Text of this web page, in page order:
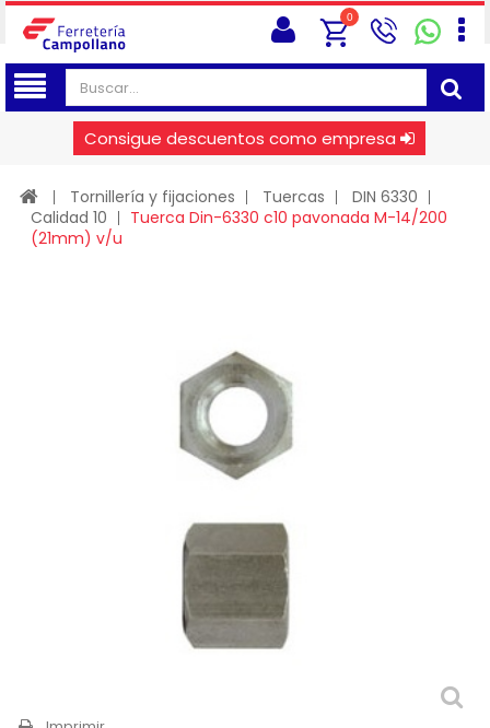
0
Consigue descuentos como empresa
Tornillería y fijaciones Tuercas
DIN 6330
Calidad 10
Tuerca Din-6330 c10 pavonada M-14/200
(21mm) v/u